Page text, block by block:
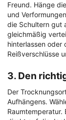
Freund. Hänge
und
die Schultern gut
gleichmäßig
hinterlassen oder
Reißverschlüsse
3. Den
Der
Aufhängens.
Raumtemperatur.